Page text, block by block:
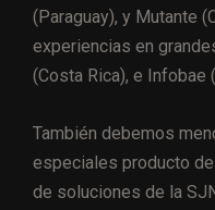
(Paraguay), y Mutante
experiencias en
(Costa Rica), e Infobae
También debemos
especiales producto
de soluciones de la